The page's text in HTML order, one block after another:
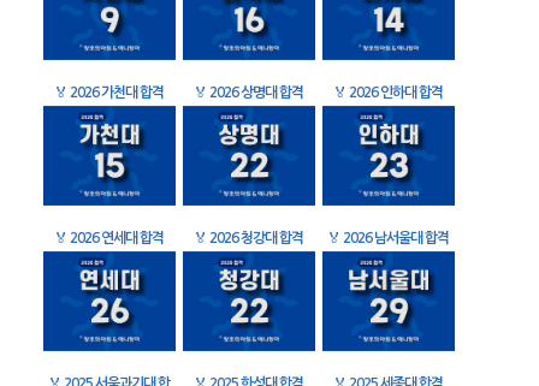
🏅 2026 가천대 합격 🏅 2026 상명대 합격 🏅 2026 인하대 합격
🏅 2026 연세대 합격 🏅 2026 청강대 합격 🏅 2026 남서울대 합격